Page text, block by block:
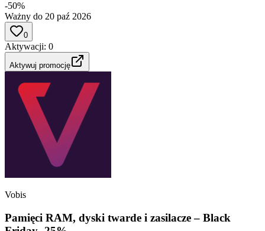
-50%
Ważny do 20 paź 2026
0
Aktywacji: 0
Aktywuj promocję
Vobis
Pamięci RAM, dyski twarde i zasilacze – Black